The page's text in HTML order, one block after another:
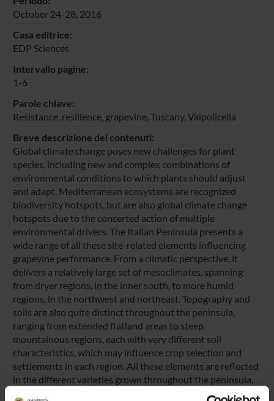
October 24-28, 2016
Casa editrice:
EDP Sciences
Intervallo pagine:
1-6
Parole chiave:
Resistance, resilience, grapevine, Tuscany, Valpolicella
Breve descrizione dei contenuti:
Global climate change poses new challenges for plant
species, including new and complex combinations of
environmental conditions to which plants should adjust
and adapt. Mediterranean ecosystems are recognized
biodiversity hotspots, but are also global climate change
hotspots due to the concerted action of multiple
environmental drivers. The Italian Peninsula presents a
wide range of all these site-related elements influencing
grapevine performance. From a climatic perspective, it
delivers a relatively large set of mesoclimates, spanning
from dryer regions, in the inner south, to more humid
regions, in the northwest and northeast. Topography and
soils are also quite distinct throughout the peninsula,
ranging from extended flatland areas to steep
mountainous regions, each with very different soil
characteristics, which may influence crop selection and
settlements in each region. All these elements are reflected
in the different varieties grown throughout the peninsula.
This study aims to provide an improved assessment of the